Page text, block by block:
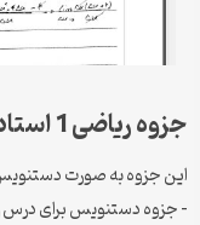
جزوهریاضی 1 استاد شجاعی
این جزوه به صورت
– جزوه دستنویس برای درس ریاضی 1 استاد شجاعی